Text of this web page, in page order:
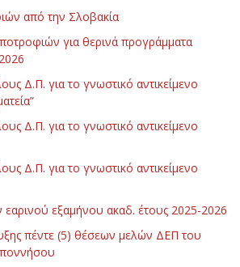
από την Σλοβακία
για θερινά προγράμματα
Δ.Π. για το γνωστικό αντικείμενο
Δ.Π. για το γνωστικό αντικείμενο
Δ.Π. για το γνωστικό αντικείμενο
εξαμήνου ακαδ. έτους 2025-2026
πέντε (5) θέσεων μελών ΔΕΠ του